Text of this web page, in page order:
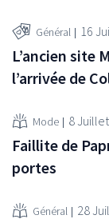
Général 16
L’ancien site
l’arrivée de
Mode 8
Faillite de
portes
Général 28